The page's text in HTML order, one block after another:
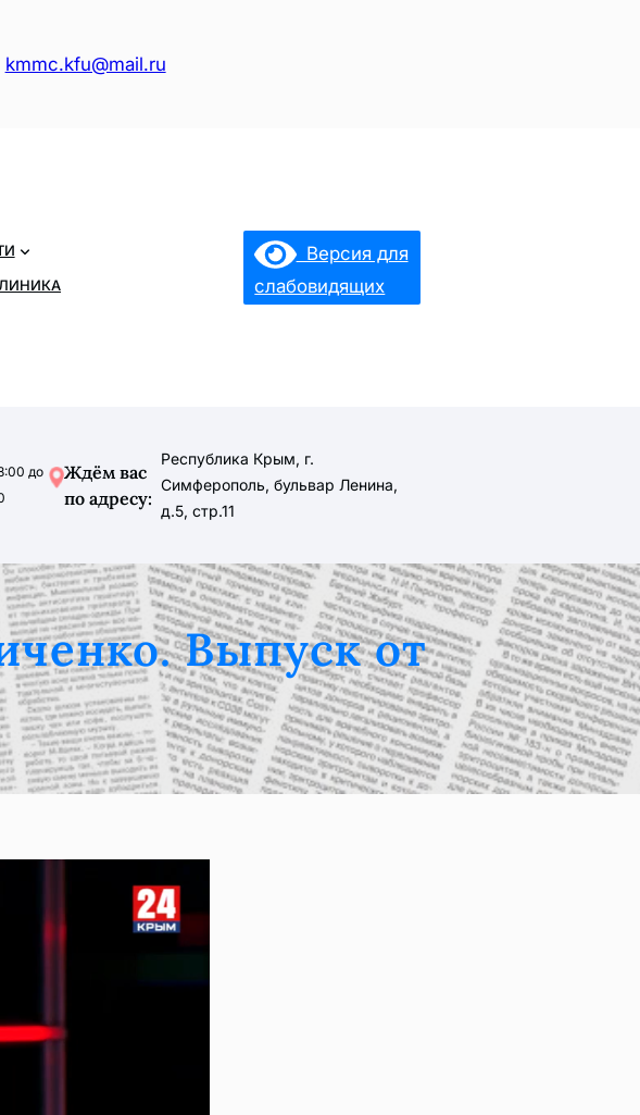
kmmc.kfu@mail.ru
Версия для
слабовидящих
до
Ждём вас
по адресу:
Республика Крым, г.
Симферополь, бульвар Ленина,
д.5, стр.11
Выпуск от